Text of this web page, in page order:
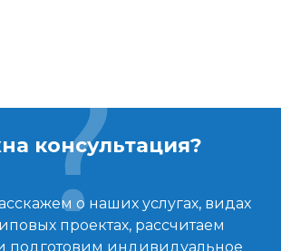
консультация?
о наших услугах, видах
проектах, рассчитаем
подготовим индивидуальное